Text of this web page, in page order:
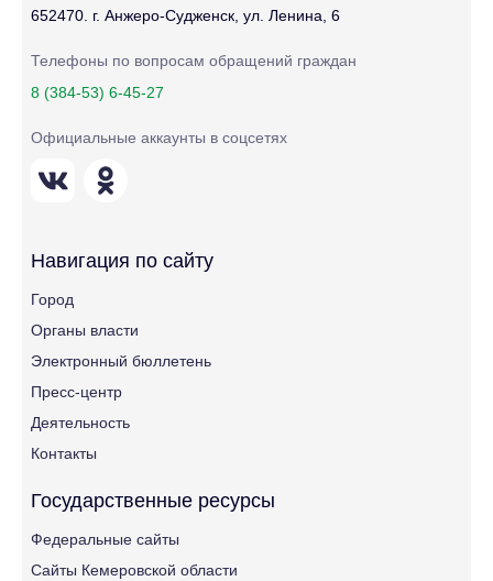
652470. г. Анжеро-Судженск, ул. Ленина, 6
Телефоны по вопросам обращений граждан
8 (384-53) 6-45-27
Официальные аккаунты в соцсетях
Навигация по сайту
Город
Органы власти
Электронный бюллетень
Пресс-центр
Деятельность
Контакты
Государственные ресурсы
Федеральные сайты
Сайты Кемеровской области